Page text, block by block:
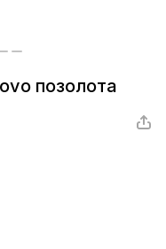
позолота